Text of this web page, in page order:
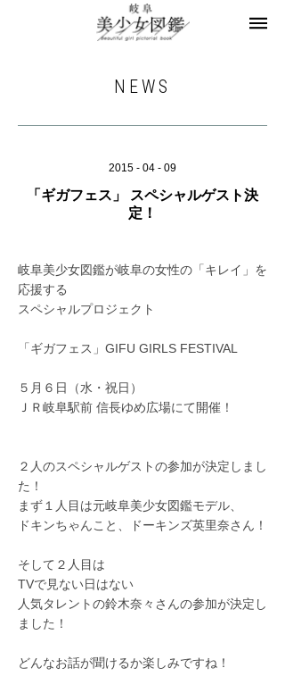
お知らせ
お問合せ
NEWS
2015 - 04 - 09
「ギガフェス」 スペシャルゲスト決
定！
岐阜美少女図鑑が岐阜の女性の「キレイ」を
応援する
スペシャルプロジェクト
「ギガフェス」GIFU GIRLS FESTIVAL
５月６日（水・祝日）
ＪＲ岐阜駅前 信長ゆめ広場にて開催！
２人のスペシャルゲストの参加が決定しまし
た！
まず１人目は元岐阜美少女図鑑モデル、
ドキンちゃんこと、ドーキンズ英里奈さん！
そして２人目は
TVで見ない日はない
人気タレントの鈴木奈々さんの参加が決定し
ました！
どんなお話が聞けるか楽しみですね！